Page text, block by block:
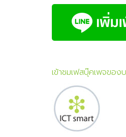
เข้าชมเฟสบุ๊คเพจของ